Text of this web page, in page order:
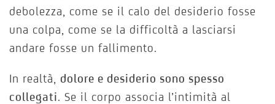
debolezza, come se il calo del desiderio fosse
una colpa, come se la difficoltà a lasciarsi
andare fosse un fallimento.
In realtà, dolore e desiderio sono spesso
collegati. Se il corpo associa l’intimità al